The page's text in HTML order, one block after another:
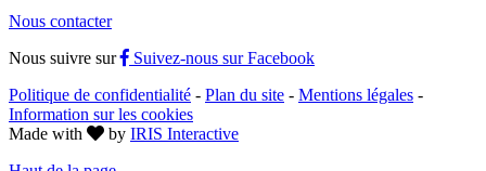
Nous contacter
Nous suivre sur
Suivez-nous sur Facebook
Politique de confidentialité - Plan du site - Mentions légales -
Information sur les cookies
Made with
by IRIS Interactive